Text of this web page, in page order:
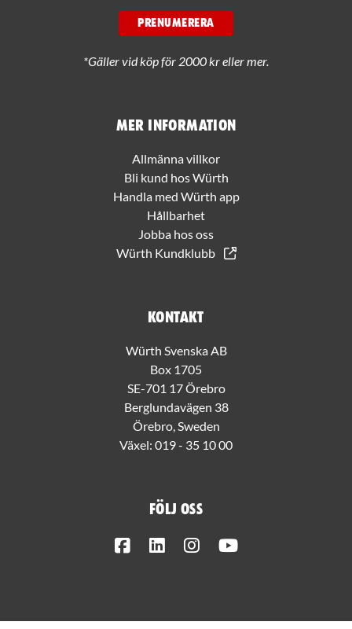
Mer information
Allmänna villkor
Bli kund hos Würth
Handla med Würth app
Hållbarhet
Jobba hos oss
Würth Kundklubb
Kontakt
Würth Svenska AB
Box 1705
SE-701 17 Örebro
Berglundavägen 38
Örebro, Sweden
Växel: 019 - 35 10 00
Följ oss
FacebookLinkedInInstagram
PRENUMERERA
*Gäller vid köp för 2000 kr eller mer.